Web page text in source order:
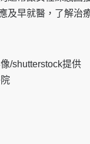
及早就醫，了解治
/shutterstock提供